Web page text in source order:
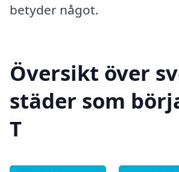
betyder något.
Översikt över
städer som
T